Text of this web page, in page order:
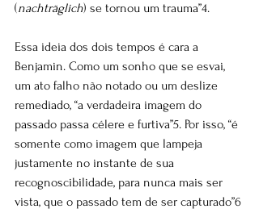
(nachträglich) se tornou um trauma”4.
Essa ideia dos dois tempos é cara a
Benjamin. Como um sonho que se esvai,
um ato falho não notado ou um deslize
remediado, “a verdadeira imagem do
passado passa célere e furtiva”5. Por isso, “é
somente como imagem que lampeja
justamente no instante de sua
recognoscibilidade, para nunca mais ser
vista, que o passado tem de ser capturado”6